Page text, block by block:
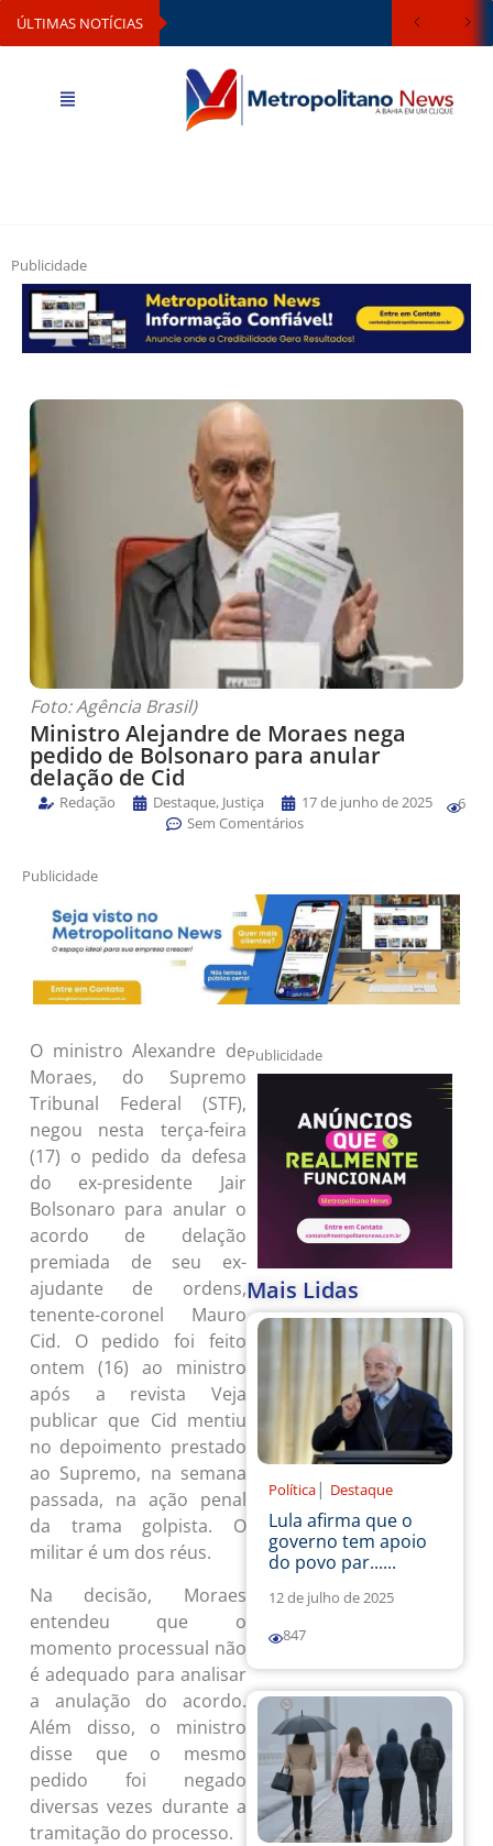
ÚLTIMAS NOTÍCIAS
Publicidade
Foto: Agência Brasil)
Ministro Alejandre de Moraes nega
pedido de Bolsonaro para anular
delação de Cid
Redação Destaque, Justiça
17 de junho de 2025
Sem Comentários
6
Publicidade
O ministro Alexandre de
Moraes, do Supremo
Tribunal Federal (STF),
negou nesta terça-feira
(17) o pedido da defesa
do ex-presidente Jair
Bolsonaro para anular o
acordo de delação
premiada de seu ex-
ajudante de ordens,
tenente-coronel Mauro
Cid. O pedido foi feito
ontem (16) ao ministro
após a revista Veja
publicar que Cid mentiu
no depoimento prestado
ao Supremo, na semana
passada, na ação penal
da trama golpista. O
militar é um dos réus.
Na decisão, Moraes
entendeu que o
momento processual não
é adequado para analisar
a anulação do acordo.
Além disso, o ministro
disse que o mesmo
pedido foi negado
diversas vezes durante a
tramitação do processo.
Publicidade
Mais Lidas
Política | Destaque
Lula afirma que o
governo tem apoio
do povo par......
12 de julho de 2025
847